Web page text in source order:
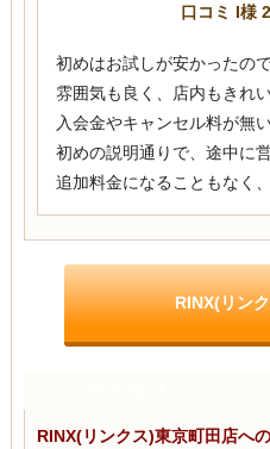
口コミ I様
初めはお試しが安かったの
雰囲気も良く、店内もきれ
入会金やキャンセル料が無
初めの説明通りで、途中に
追加料金になることもなく
RINX(リン
RINX(リンクス)東京町田店へ